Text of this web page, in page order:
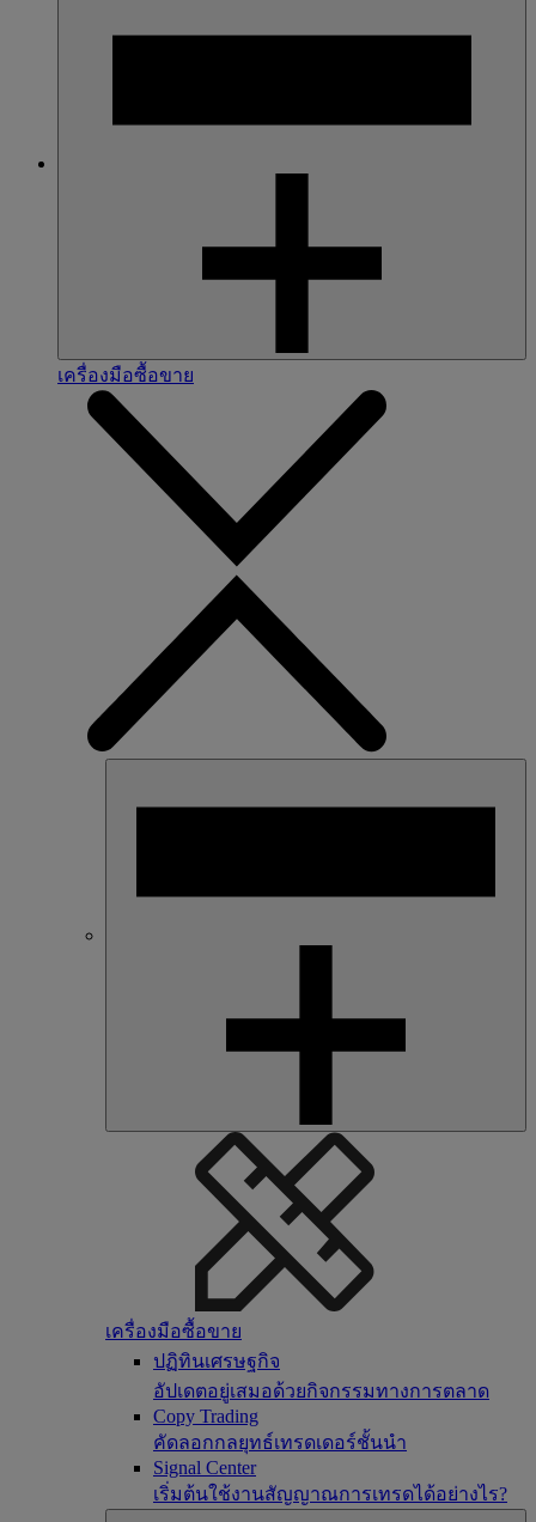
เครื่องมือซื้อขาย
เครื่องมือซื้อขาย
ปฏิทินเศรษฐกิจ
อัปเดตอยู่เสมอด้วยกิจกรรมทางการตลาด
Copy Trading
คัดลอกกลยุทธ์เทรดเดอร์ชั้นนำ
Signal Center
เริ่มต้นใช้งานสัญญาณการเทรดได้อย่างไร?